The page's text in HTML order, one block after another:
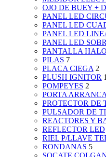
OJO DE BUEY +
PANEL LED
PANEL LED
PANEL LED
PANEL LED
PANTALLA
PILAS 7
PLACA CIEGA 2
PLUSH IGNITOR 1
POMPEYES 2
PORTA
PROTECTOR DE
PULSADOR DE
REACTORES Y
REFLECTOR LED
RIEL P/LLAVE
RONDANAS 5